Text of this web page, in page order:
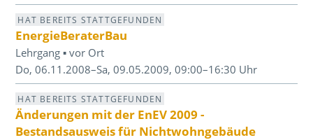
HAT BEREITS STATTGEFUNDEN
EnergieBeraterBau
Lehrgang ▪ vor Ort
Do, 06.11.2008–Sa, 09.05.2009, 09:00–16:30 Uhr
HAT BEREITS STATTGEFUNDEN
Änderungen mit der EnEV 2009 -
Bestandsausweis für Nichtwohngebäude